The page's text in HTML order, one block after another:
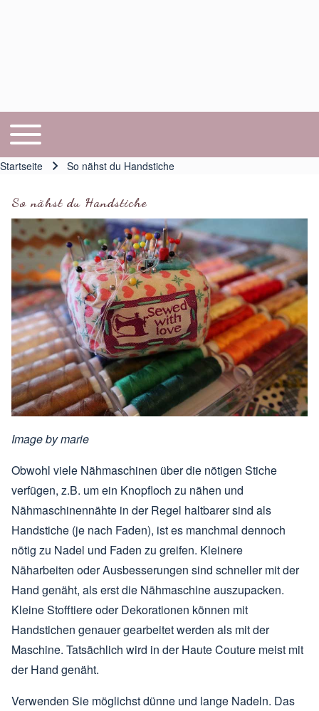
Hauptnavigation
Toggle main menu
Startseite So nähst du Handstiche
So nähst du Handstiche
Image bymarie
Obwohl viele Nähmaschinen über die nötigen Stiche
verfügen, z.B. um ein Knopfloch zu nähen und
Nähmaschinennähte in der Regel haltbarer sind als
Handstiche (je nach Faden), ist es manchmal dennoch
nötig zu Nadel und Faden zu greifen. Kleinere
Näharbeiten oder Ausbesserungen sind schneller mit der
Hand genäht, als erst die Nähmaschine auszupacken.
Kleine Stofftiere oder Dekorationen können mit
Handstichen genauer gearbeitet werden als mit der
Maschine. Tatsächlich wird in der Haute Couture meist mit
der Hand genäht.
Verwenden Sie möglichst dünne und lange Nadeln. Das